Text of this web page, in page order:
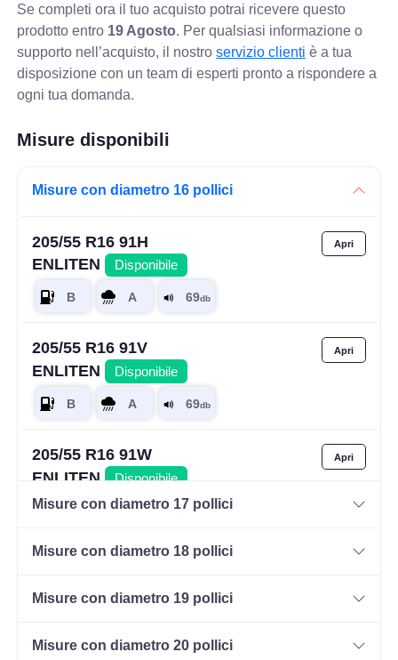
Se completi ora il tuo acquisto potrai ricevere questo
prodotto entro 19 Agosto. Per qualsiasi informazione o
supporto nell’acquisto, il nostroservizio clienti è a tua
disposizione con un team di esperti pronto a rispondere a
ogni tua domanda.
Misure disponibili
Misure con diametro 16 pollici
205/55 R16 91H
ENLITEN
Disponibile
205/55 R16 91V
ENLITEN
Disponibile
205/55 R16 91W
ENLITEN
Disponibile
205/55 R16 94V
Misure con diametro 17 pollici
Misure con diametro 18 pollici
Misure con diametro 19 pollici
Misure con diametro 20 pollici